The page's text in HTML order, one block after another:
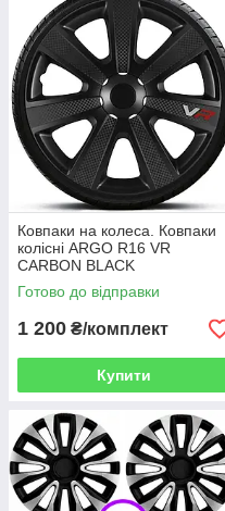
Ковпаки на колеса. Ковпаки
колісні ARGO R16 VR
CARBON BLACK
Готово до відправки
1 200 ₴/комплект
Купити